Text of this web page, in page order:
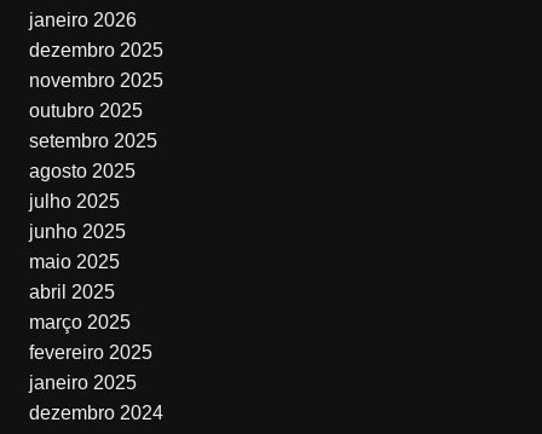
janeiro 2026
dezembro 2025
novembro 2025
outubro 2025
setembro 2025
agosto 2025
julho 2025
junho 2025
maio 2025
abril 2025
março 2025
fevereiro 2025
janeiro 2025
dezembro 2024